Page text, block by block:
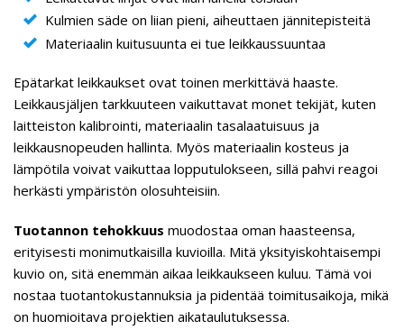
Kulmien säde on liian pieni, aiheuttaen jännitepisteitä
Materiaalin kuitusuunta ei tue leikkaussuuntaa
Epätarkat leikkaukset ovat toinen merkittävä haaste.
Leikkausjäljen tarkkuuteen vaikuttavat monet tekijät, kuten
laitteiston kalibrointi, materiaalin tasalaatuisuus ja
leikkausnopeuden hallinta. Myös materiaalin kosteus ja
lämpötila voivat vaikuttaa lopputulokseen, sillä pahvi reagoi
herkästi ympäristön olosuhteisiin.
Tuotannon tehokkuus muodostaa oman haasteensa,
erityisesti monimutkaisilla kuvioilla. Mitä yksityiskohtaisempi
kuvio on, sitä enemmän aikaa leikkaukseen kuluu. Tämä voi
nostaa tuotantokustannuksia ja pidentää toimitusaikoja, mikä
on huomioitava projektien aikataulutuksessa.